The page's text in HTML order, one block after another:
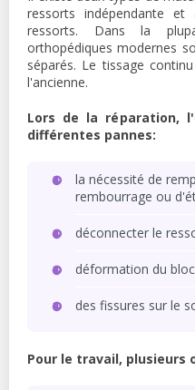
ressorts indépendante
ressorts. Dans la
orthopédiques modernes
séparés. Le tissage
l'ancienne.
Lors de la réparation,
différentes pannes:
la nécessité de
rembourrage ou
déconnecter le
déformation du
des fissures sur le
Pour le travail, plusieurs